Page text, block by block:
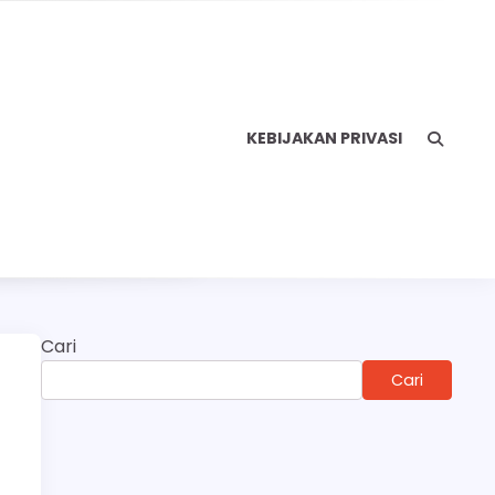
KEBIJAKAN PRIVASI
Cari
Cari